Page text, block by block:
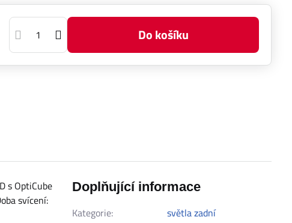
Do košíku
s OptiCube
svícení:
Doplňující informace
Kategorie:
světla zadní